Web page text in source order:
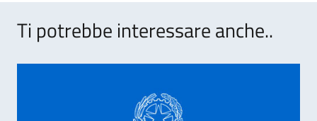
Ti potrebbe interessare anche..